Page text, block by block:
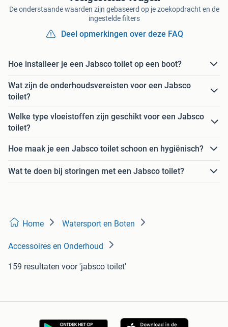
De onderstaande waarden zijn gebaseerd op je zoekopdracht en de
ingestelde filters
Deel opmerkingen over deze FAQ
Hoe installeer je een Jabsco toilet op een boot?
Wat zijn de onderhoudsvereisten voor een Jabsco
toilet?
Welke type vloeistoffen zijn geschikt voor een Jabsco
toilet?
Hoe maak je een Jabsco toilet schoon en hygiënisch?
Wat te doen bij storingen met een Jabsco toilet?
Home Watersport en Boten
Accessoires en Onderhoud
159 resultaten voor 'jabsco toilet'